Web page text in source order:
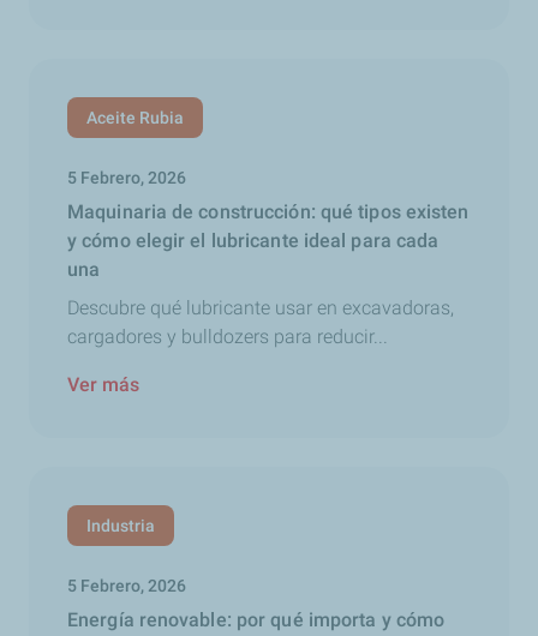
Aceite Rubia
5 Febrero, 2026
Maquinaria de construcción: qué tipos existen
y cómo elegir el lubricante ideal para cada
una
Descubre qué lubricante usar en excavadoras,
cargadores y bulldozers para reducir...
Ver más
Industria
5 Febrero, 2026
Energía renovable: por qué importa y cómo